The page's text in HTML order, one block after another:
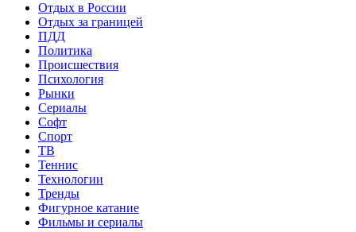
Отдых в России
Отдых за границей
ПДД
Политика
Происшествия
Психология
Рынки
Сериалы
Софт
Спорт
ТВ
Теннис
Технологии
Тренды
Фигурное катание
Фильмы и сериалы